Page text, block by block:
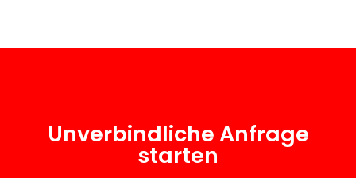
Unverbindliche Anfrage
starten